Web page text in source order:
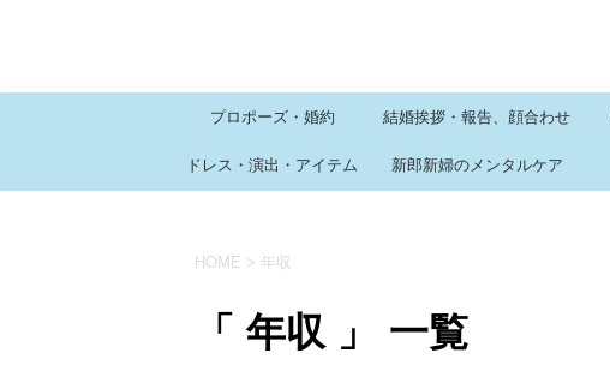
プロポーズ・婚約 結婚挨拶・報告、顔合わせ
ドレス・演出・アイテム 新郎新婦のメンタルケア
HOME > 年収
「 年収 」 一覧